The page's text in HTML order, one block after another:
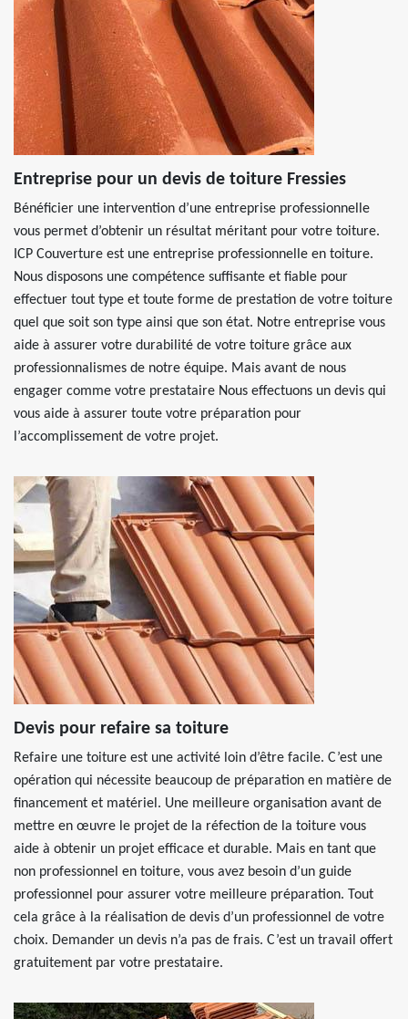
Entreprise pour un devis de toiture Fressies
Bénéficier une intervention d’une entreprise professionnelle
vous permet d’obtenir un résultat méritant pour votre toiture.
ICP Couverture est une entreprise professionnelle en toiture.
Nous disposons une compétence suffisante et fiable pour
effectuer tout type et toute forme de prestation de votre toiture
quel que soit son type ainsi que son état. Notre entreprise vous
aide à assurer votre durabilité de votre toiture grâce aux
professionnalismes de notre équipe. Mais avant de nous
engager comme votre prestataire Nous effectuons un devis qui
vous aide à assurer toute votre préparation pour
l’accomplissement de votre projet.
Devis pour refaire sa toiture
Refaire une toiture est une activité loin d’être facile. C’est une
opération qui nécessite beaucoup de préparation en matière de
financement et matériel. Une meilleure organisation avant de
mettre en œuvre le projet de la réfection de la toiture vous
aide à obtenir un projet efficace et durable. Mais en tant que
non professionnel en toiture, vous avez besoin d’un guide
professionnel pour assurer votre meilleure préparation. Tout
cela grâce à la réalisation de devis d’un professionnel de votre
choix. Demander un devis n’a pas de frais. C’est un travail offert
gratuitement par votre prestataire.